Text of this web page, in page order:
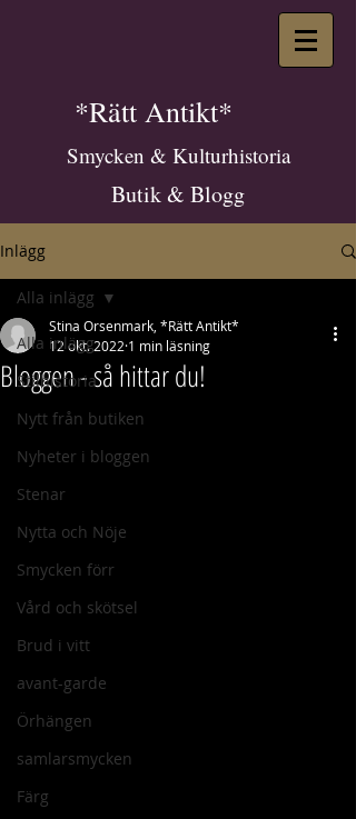
*Rätt Antikt*
Smycken & Kulturhistoria
Butik & Blogg
Inlägg
Alla inlägg
Stilhistoria
Nytt från butiken
Nyheter i bloggen
Stenar
Nytta och Nöje
Smycken förr
Vård och skötsel
Brud i vitt
avant-garde
Örhängen
samlarsmycken
Färg
Alla inlägg
Bloggen - så hittar du!
Stina Orsenmark, *Rätt Antikt*
12 okt. 2022 1 min läsning